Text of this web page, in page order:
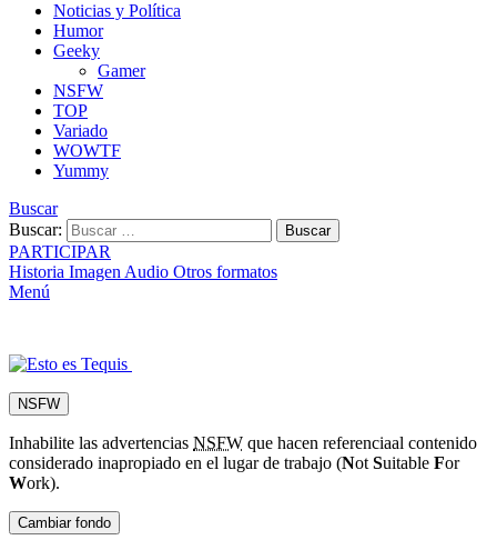
Noticias y Política
Humor
Geeky
Gamer
NSFW
TOP
Variado
WOWTF
Yummy
Buscar
Buscar:
Buscar
PARTICIPAR
Historia Imagen Audio Otros formatos
Menú
NSFW
Inhabilite las advertencias NSFW que hacen referenciaal contenido
considerado inapropiado en el lugar de trabajo (Not Suitable For
Work).
Cambiar fondo